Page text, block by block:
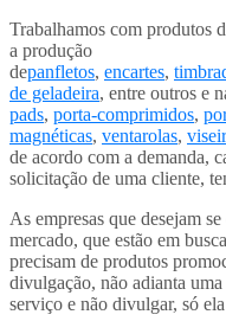
Trabalhamos com produtos
a produção
depanfletos, encartes,
de geladeira, entre outros e
pads, porta-comprimidos,
magnéticas, ventarolas,
de acordo com a demanda,
solicitação de uma cliente,
As empresas que desejam
mercado, que estão em
precisam de produtos
divulgação, não adianta
serviço e não divulgar, só